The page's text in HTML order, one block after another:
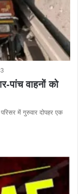
पांच वाहनों को
में गुरुवार दोपहर एक